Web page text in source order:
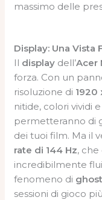
massimo delle
Display: Una Vista
Il display dell’Acer
forza. Con un
risoluzione di 1920
nitide, colori vividi
permetteranno di
dei tuoi film. Ma il
rate di 144 Hz,
incredibilmente
fenomeno di
sessioni di gioco